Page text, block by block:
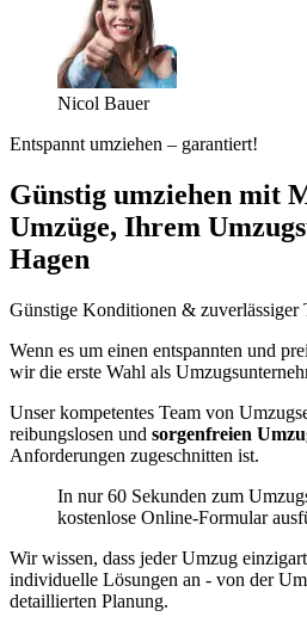
Nicol Bauer
Entspannt umziehen – garantiert!
Günstig umziehen mit
Umzüge, Ihrem
Hagen
Günstige Konditionen & zuverlässiger
Wenn es um einen entspannten und
wir die erste Wahl als
Unser kompetentes Team von
reibungslosen und sorgenfreien
Anforderungen zugeschnitten ist.
In nur 60 Sekunden zum
kostenlose Online-Formular
Wir wissen, dass jeder Umzug
individuelle Lösungen an - von der
detaillierten Planung.